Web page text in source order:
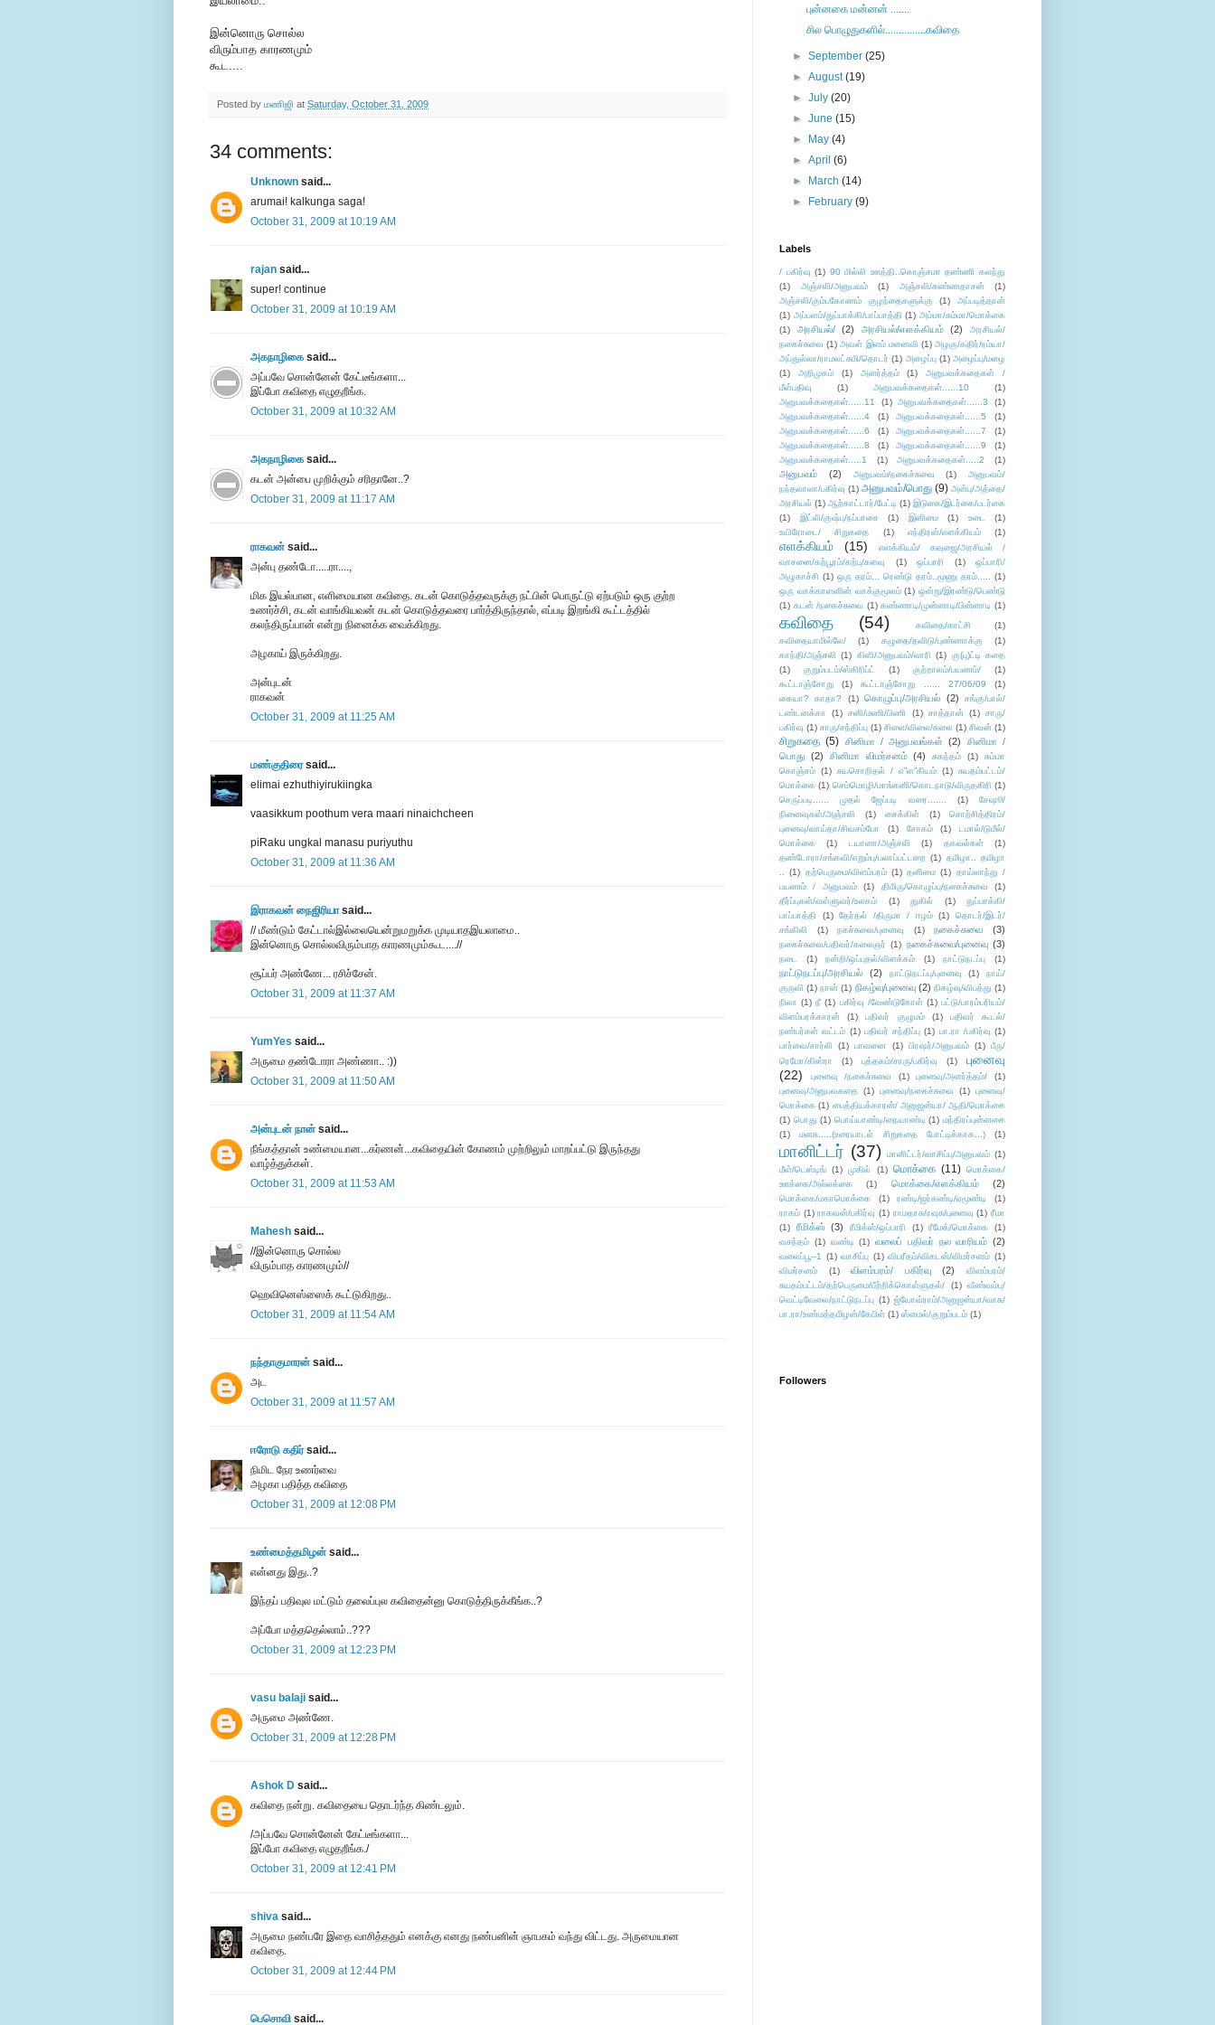
இன்னொரு சொல்ல
விரும்பாத காரணமும்
கூட....
Posted by மணிஜி at Saturday, October 31, 2009
34 comments:
Unknown said...
arumai! kalkunga saga!
October 31, 2009 at 10:19 AM
rajan said...
super! continue
October 31, 2009 at 10:19 AM
அகநாழிகை said...
அப்பவே சொன்னேன் கேட்டீங்களா...
இப்போ கவிதை எழுதறீங்க.
October 31, 2009 at 10:32 AM
அகநாழிகை said...
கடன் அன்பை முறிக்கும் சரிதானே..?
October 31, 2009 at 11:17 AM
ராகவன் said...
அன்பு தண்டோ.....ரா....,
மிக இயல்பான, எளிமையான கவிதை. கடன் கொடுத்தவருக்கு நட்பின் பொருட்டு ஏற்படும் ஒரு குற்ற
உணர்ச்சி, கடன் வாங்கியவன் கடன் கொடுத்தவரை பார்த்திருந்தால், எப்படி இறங்கி கூட்டத்தில்
கலந்திருப்பான் என்று நினைக்க வைக்கிறது.
அழகாய் இருக்கிறது.
அன்புடன்
ராகவன்
October 31, 2009 at 11:25 AM
மண்குதிரைsaid...
elimai ezhuthiyirukiingka
vaasikkum poothum vera maari ninaichcheen
piRaku ungkal manasu puriyuthu
October 31, 2009 at 11:36 AM
இராகவன் நைஜிரியாsaid...
// மீண்டும் கேட்டால்இல்லையென்றுமறுக்க முடியாதஇயலாமை..
இன்னொரு சொல்லவிரும்பாத காரணமும்கூட....//
சூப்பர் அண்ணே... ரசிச்சேன்.
October 31, 2009 at 11:37 AM
YumYes said...
அருமை தண்டோரா அண்ணா.. :))
October 31, 2009 at 11:50 AM
அன்புடன் நான் said...
நீங்கத்தான் உண்மையான...கர்ணன்...கவிதையின் கோணம் முற்றிலும் மாறப்பட்டு இருந்தது
வாழ்த்துக்கள்.
October 31, 2009 at 11:53 AM
Mahesh said...
//இன்னொரு சொல்ல
விரும்பாத காரணமும்//
ஹெவினெஸ்ஸைக் கூட்டுகிறது..
October 31, 2009 at 11:54 AM
நந்தாகுமாரன் said...
அட
October 31, 2009 at 11:57 AM
ஈரோடு கதிர்said...
நிமிட நேர உணர்வை
அழகா பதித்த கவிதை
October 31, 2009 at 12:08 PM
உண்மைத்தமிழன் said...
என்னது இது..?
இந்தப் பதிவுல மட்டும் தலைப்புல கவிதைன்னு கொடுத்திருக்கீங்க..?
அப்போ மத்ததெல்லாம்..???
October 31, 2009 at 12:23 PM
vasu balaji said...
அருமை அண்ணே.
October 31, 2009 at 12:28 PM
Ashok D said...
கவிதை நன்று. கவிதையை தொடர்ந்த கிண்டலும்.
/அப்பவே சொன்னேன் கேட்டீங்களா...
இப்போ கவிதை எழுதறீங்க./
October 31, 2009 at 12:41 PM
shiva said...
அருமை நண்பரே இதை வாசித்ததும் எனக்கு எனது நண்பனின் ஞாபகம் வந்து விட்டது. அருமையான
கவிதை.
October 31, 2009 at 12:44 PM
பெசொவி said...
புன்னகை மன்னன் .......
சில பொழுதுகளில்...............கவிதை
►September(25)
►August(19)
►July(20)
►June(15)
►
May(4)
►April(6)
►
March(14)
►
February(9)
Labels
/ பகிர்வு (1) 90 மில்லி ஊத்தி..கொஞ்சமா தண்ணி கலந்து
(1)
அஞ்சலி/அனுபவம் (1) அஞ்சலி/கண்ணதாசன்
(1)
அஞ்சலி/கும்பகோணம் குழந்தைகளுக்கு
(1)
அப்படித்தான்
(1) அப்பளம்/துப்பாக்கி/பாப்பாத்தி (1) அம்மா/சும்மா/மொக்கை
(1)
அரசியல்/ (2) அரசியல்/எளக்கியம் (2)
அரசியல்/
நகைச்சுவை (1) அவள் இளம் மனைவி (1) அழகு/கதிர்/ரம்யா/
அப்துல்லா/ராமலட்சுமி/தொடர் (1) அழைப்பு (1) அழைப்பு/மழை
(1)
அறிமுகம் (1) அனர்த்தம் (1)
அனுபவக்கதைகள் /
மீள்பதிவு
(1) அனுபவக்கதைகள்......10
(1)
அனுபவக்கதைகள்......11
(1) அனுபவக்கதைகள்......3
(1)
அனுபவக்கதைகள்......4
(1) அனுபவக்கதைகள்......5
(1)
அனுபவக்கதைகள்......6
(1) அனுபவக்கதைகள்......7
(1)
அனுபவக்கதைகள்......8
(1) அனுபவக்கதைகள்......9
(1)
அனுபவக்கதைகள்.....1
(1) அனுபவக்கதைகள்.....2 (1)
அனுபவம் (2) அனுபவம்/நகைச்சுவை (1)
அனுபவம்/
நந்தலாலா/பகிர்வு (1) அனுபவம்/பொது (9) அன்பு/அத்தை/
அரசியல் (1) ஆற்காட்டார்/பேட்டி (1) இடுகை/இடர்கை/படர்கை
(1)
இட்லி/குஷ்பு/நப்பாசை (1) இனிமை (1) உடை
(1)
உயிரோடை/ சிறுகதை
(1) எந்திரன்/எளக்கியம் (1)
எளக்கியம் (15)
எளக்கியம்/ கவுஜை/அரசியல் /
வாசனை/கற்பூரம்/கற்பு/களவு
(1) ஒப்பாரி (1)
ஒப்பாரி/
அழுகாச்சி (1) ஒரு தரம்... ரெண்டு தரம்..மூணு தரம்..... (1)
ஒரு வாக்காளனின் வாக்குமூலம் (1) ஒன்று/இரண்டு/பெண்டு
(1) கடன் /நகைச்சுவை (1) கண்ணாடி/முன்னாடி/பின்னாடி (1)
கவிதை (54) கவிதை/காட்சி
(1)
கவிதையாமில்லே/
(1) கழுதை/தவிடு/புண்ணாக்கு
(1)
காந்தி/அஞ்சலி (1) கிளி/அனுபவம்/லாரி (1) கு(பு)ட்டி கதை
(1)
குறும்படம்/ஸ்கிரிப்ட் (1) குற்றாலம்/பயணம்/
(1)
கூட்டாஞ்சோறு
(1) கூட்டாஞ்சோறு ...... 27/06/09
(1)
கையா? காதா?
(1) கொழுப்பு/அரசியல் (2)
சங்கு/பால்/
டண்டனக்கா
(1) சனி/மணி/பிணி (1) சாத்தான் (1) சாரு/
பகிர்வு (1) சாரு/சந்திப்பு (1) சிலை/விலை/கலை (1) சிவன் (1)
சிறுகதை (5) சினிமா / அனுபவங்கள் (2)
சினிமா /
பொது (2) சினிமா விமர்சனம் (4) சுகந்தம் (1)
சும்மா
கொஞ்சம் (1) சுயசொறிதல் / எ”ள”கியம் (1) சுயதம்பட்டம்/
மொக்கை (1) செம்மொழி/மாங்கனி/கொடநாடு/விருதகிரி (1)
செருப்படி...... முதல் ஜேப்படி வரை.......
(1)
சேஷூ/
நினைவுகள்/அஞ்சலி
(1) சைக்கிள் (1)
சொற்சித்திரம்/
புனைவு/வாய்தா/சிவசம்போ
(1) சோகம் (1)
டமால்/டுமீல்/
மொக்கை
(1) டயானா/அஞ்சலி (1) தகவல்கள்
(1)
தண்டோரா/சங்கவி/எறும்பு/பலாப்பட்டறை (1) தமிழா.. தமிழா
.. (1) தற்பெருமை/விளம்பரம் (1) தனிமை (1) தாய்லாந்து /
பயணம் / அனுபவம்
(1) திமிரு/கொழுப்பு/நகைச்சுவை
(1)
தீர்ப்புகள்/வள்ளுவர்/உலகம்
(1) துகில் (1)
துப்பாக்கி/
பாப்பாத்தி
(1) தேர்தல் /திருமா / ஈழம் (1)
தொடர்/இடர்/
சங்கிலி
(1) நகச்சுவை/புனைவு (1) நகைச்சுவை (3)
நகைச்சுவை/பதிவர்/கலைஞர் (1) நகைச்சுவை/புனைவு (3)
நடை (1) நன்றி/ஒப்புதல்/விளக்கம் (1) நாட்டுநடப்பு (1)
நாட்டுநடப்பு/அரசியல் (2) நாட்டுநடப்பு/புனைவு (1)
நாய்/
குருவி (1) நான் (1) நிகழ்வு/புனைவு (2) நிகழ்வு/விபத்து (1)
நிலா (1) நீ (1) பகிர்வு /வேண்டுகோள் (1) பட்டு/பாரம்பரியம்/
விளம்பரக்காரன்
(1) பதிவர் குழுமம் (1)
பதிவர் கூடல்/
நண்பர்கள் வட்டம் (1) பதிவர் சந்திப்பு (1) பா.ரா /பகிர்வு (1)
பார்வை/சார்லி
(1) பாவனை (1) பிரஷர்/அனுபவம் (1) பீரு/
ரெமோ/கிஸ்ரா
(1) புத்தகம்/சாரு/பகிர்வு (1)
புனைவு
(22)
புனைவு /நகைச்சுவை (1) புனைவு/அனர்த்தம்/
(1)
புனைவு/அனுபவகதை (1) புனைவு/நகைச்சுவை (1) புனைவு/
மொக்கை (1) பைத்தியக்காரன்/ அனுஜன்யா/ ஆதி/மொக்கை
(1) பொது (1) பொய்யாண்டி/நையாண்டி (1) மந்திரப்புன்னகை
(1)
மனசு.....(உரையாடல் சிறுகதை போட்டிக்காக...) (1)
மானிட்டர் (37) மானிட்டர்/வாசிப்பு/அனுபவம் (1)
மீள்/டெஸ்டிங் (1) முகில் (1) மொக்கை (11) மொக்கை/
ஊக்கை/அல்லக்கை
(1) மொக்கை/எளக்கியம் (2)
மொக்கை/மகாமொக்கை (1) ரண்டி/ஜர்கண்டி/ஏமூண்டி
(1)
ராகம் (1) ராகவன்/பகிர்வு (1) ராமதாசு/ரவுசு/புனைவு (1) ரீமா
(1)
ரீமிக்ஸ் (3) ரீமிக்ஸ்/ஒப்பாரி (1) ரீமேக்/மொக்கை
(1)
வசந்தம் (1) வண்டி (1) வலைப் பதிவர் நல வாரியம் (2)
வலைப்பூ--1 (1) வாசிப்பு (1) விபரீதம்/விகடன்/விமர்சனம் (1)
விமர்சனம்
(1) விளம்பரம்/ பகிர்வு (2)
விளம்பரம்/
சுயதம்பட்டம்/தற்பெருமை/பீற்றிக்கொள்ளுதல்/
(1) வீண்வம்பு/
வெட்டிவேலை/நாட்டுநடப்பு (1) ஜ்யோவ்ராம்/அனுஜன்யா/வாசு/
பா.ரா/உண்மத்தமிழன்/கேபிள் (1) ஸ்மைல்/குறும்படம் (1)
Followers